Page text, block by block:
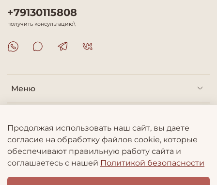
Меню
Информация
+79130115808
получить консультацию\
Продолжая использовать наш сайт, вы даете
согласие на обработку файлов cookie, которые
обеспечивают правильную работу сайта и
соглашаетесь с нашей Политикой безопасности